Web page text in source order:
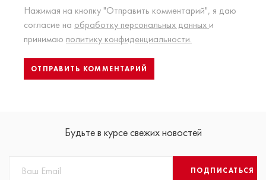
Нажимая на кнопку "Отправить комментарий", я даю
согласие на обработку персональных данных и
принимаю политику конфиденциальности.
Будьте в курсе свежих новостей
ПОДПИСАТЬСЯ